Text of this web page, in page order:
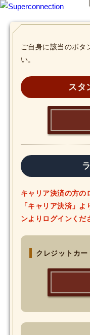
ご自身に該当のボタ
い。
スタ
キャリア決済の方の
「キャリア決済」
ンよりログインくだ
クレジットカー
INFO
SHIHO’s
STAFF
SHIHO’s
We Spy!
SPECIAL
MOVIE
SHIHO’s